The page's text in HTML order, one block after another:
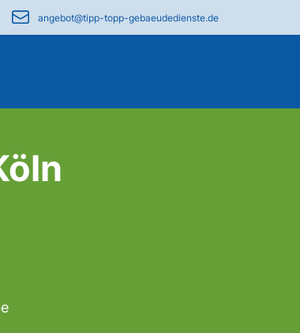
angebot@tipp-topp-gebaeudedienste.de